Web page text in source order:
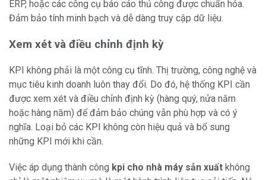
ERP, hoặc các công cụ báo cáo thủ công được chuẩn hóa.
Đảm bảo tính minh bạch và dễ dàng truy cập dữ liệu.
Xem xét và điều chỉnh định kỳ
KPI không phải là một công cụ tĩnh. Thị trường, công nghệ và
mục tiêu kinh doanh luôn thay đổi. Do đó, hệ thống KPI cần
được xem xét và điều chỉnh định kỳ (hàng quý, nửa năm
hoặc hàng năm) để đảm bảo chúng vẫn phù hợp và có ý
nghĩa. Loại bỏ các KPI không còn hiệu quả và bổ sung
những KPI mới khi cần.
Việc áp dụng thành công kpi cho nhà máy sản xuất không